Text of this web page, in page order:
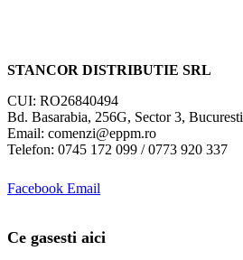
STANCOR DISTRIBUTIE SRL
CUI: RO26840494
Bd. Basarabia, 256G, Sector 3, Bucuresti
Email: comenzi@eppm.ro
Telefon: 0745 172 099 / 0773 920 337
Facebook Email
Ce gasesti aici